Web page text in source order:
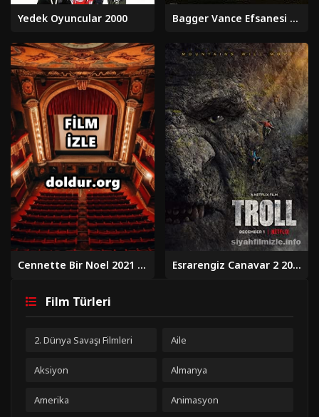
Yedek Oyuncular 2000 Bagger Vance Efsanesi 2000 izle
Cennette Bir Noel 2021 izle Esrarengiz Canavar 2 2025 Türkçe Dublaj Altyazılı Full izle
Film Türleri
2. Dünya Savaşı Filmleri Aile
Aksiyon Almanya
Amerika Animasyon